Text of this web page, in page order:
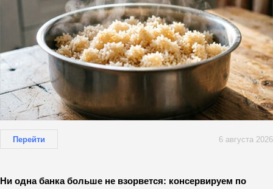
Перейти 6 августа 2026
Ни одна банка больше не взорвется: консервируем по